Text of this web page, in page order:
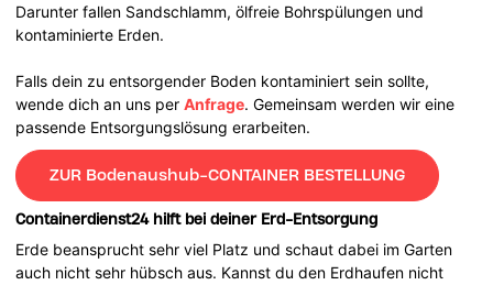
Darunter fallen Sandschlamm, ölfreie Bohrspülungen und
kontaminierte Erden.
Falls dein zu entsorgender Boden kontaminiert sein sollte,
wende dich an uns perAnfrage. Gemeinsam werden wir eine
passende Entsorgungslösung erarbeiten.
ZUR Bodenaushub-CONTAINER BESTELLUNG
Containerdienst24 hilft bei deiner Erd-Entsorgung
Erde beansprucht sehr viel Platz und schaut dabei im Garten
auch nicht sehr hübsch aus. Kannst du den Erdhaufen nicht